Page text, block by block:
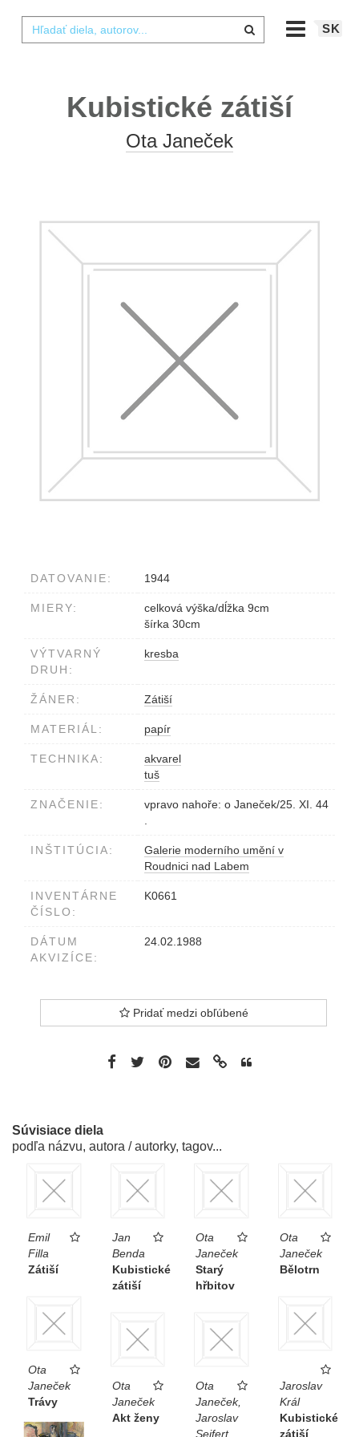
SK
Kubistické zátiší
Ota Janeček
DATOVANIE: 1944
MIERY:
celková výška/dĺžka 9cm
šírka 30cm
VÝTVARNÝ
DRUH:
kresba
ŽÁNER: Zátiší
MATERIÁL: papír
TECHNIKA:
akvarel
tuš
ZNAČENIE:
vpravo nahoře: o Janeček/25. XI. 44
.
INŠTITÚCIA:
Galerie moderního umění v
Roudnici nad Labem
INVENTÁRNE
ČÍSLO:
K0661
DÁTUM
AKVIZÍCE:
24.02.1988
Pridať medzi obľúbené
Súvisiace diela
podľa názvu, autora / autorky, tagov...
Emil
Filla
Zátiší
Jan
Benda
Kubistické
zátiší
Ota
Janeček
Starý
hřbitov
Ota
Janeček
Bělotrn
Ota
Janeček
Trávy
Jaroslav
Král
Kubistické
zátiší
Ota
Janeček
Akt ženy
Ota
Janeček,
Jaroslav
Seifert